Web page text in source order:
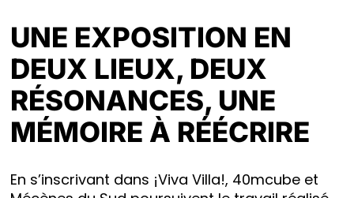
UNE EXPOSITION EN
DEUX LIEUX, DEUX
RÉSONANCES, UNE
MÉMOIRE À RÉÉCRIRE
En s’inscrivant dans ¡Viva Villa!, 40mcube et